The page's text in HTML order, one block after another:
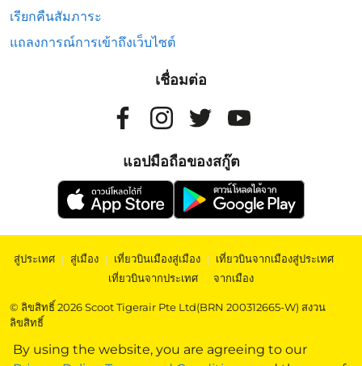
By using the website, you are agreeing to our
เรียกคืนสัมภาระ
แถลงการณ์การเข้าถึงเว็บไซต์
เชื่อมต่อ
แอปมือถือของสกู๊ต
สู่ประเทศ | สู่เมือง | เที่ยวบินเมืองสู่เมือง | เที่ยวบินจากเมืองสู่ประเทศ |
เที่ยวบินจากประเทศ | จากเมือง
© ลิขสิทธิ์ 2026 Scoot Tigerair Pte Ltd(BRN 200312665-W) สงวน
ลิขสิทธิ์